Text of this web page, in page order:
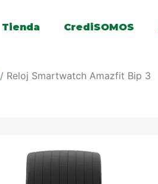
Tienda CrediSOMOS
/ Reloj Smartwatch Amazfit Bip 3